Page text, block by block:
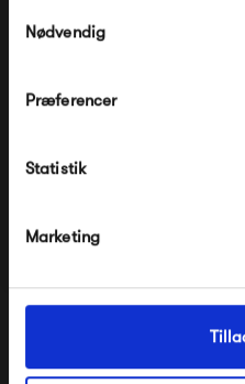
Nødvendig
Præferencer
Statistik
Marketing
Lamp Marble Small
2 795,00 kr
*Ved at tilmelde dig accepterer